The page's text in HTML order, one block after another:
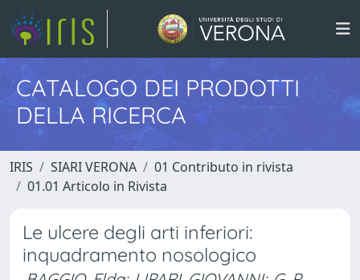
CATALOGO DEI PRODOTTI
DELLA RICERCA
IRIS SIARI VERONA
01 Contributo in rivista
01.01 Articolo in Rivista
Le ulcere degli arti inferiori:
inquadramento nosologico